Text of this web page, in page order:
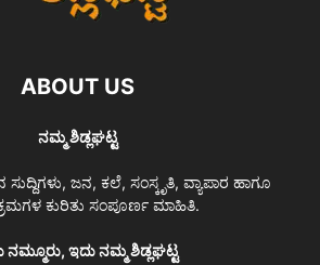
ABOUT US
ನಮ್ಮ ಶಿಡ್ಲಘಟ್ಟ
ಸುದ್ದಿಗಳು, ಜನ, ಕಲೆ, ಸಂಸ್ಕೃತಿ, ವ್ಯಾಪಾರ ಹಾಗೂ
ಕುರಿತು ಸಂಪೂರ್ಣ ಮಾಹಿತಿ.
ನಮ್ಮೂರು, ಇದು ನಮ್ಮ ಶಿಡ್ಲಘಟ್ಟ